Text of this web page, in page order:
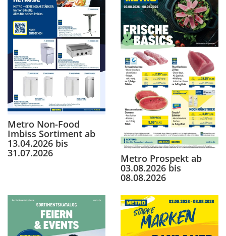
Metro Non-Food
Imbiss Sortiment ab
13.04.2026 bis
31.07.2026 Metro Prospekt ab
03.08.2026 bis
08.08.2026